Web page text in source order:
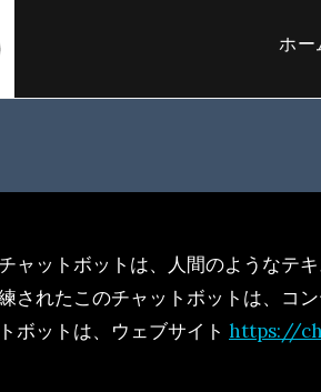
ホー
ャットボットは、人間のようなテ
されたこのチャットボットは、コ
ボットは、ウェブサイト https://